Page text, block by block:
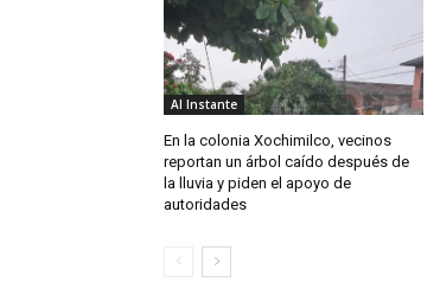
Al Instante
En la colonia Xochimilco, vecinos
reportan un árbol caído después de
la lluvia y piden el apoyo de
autoridades